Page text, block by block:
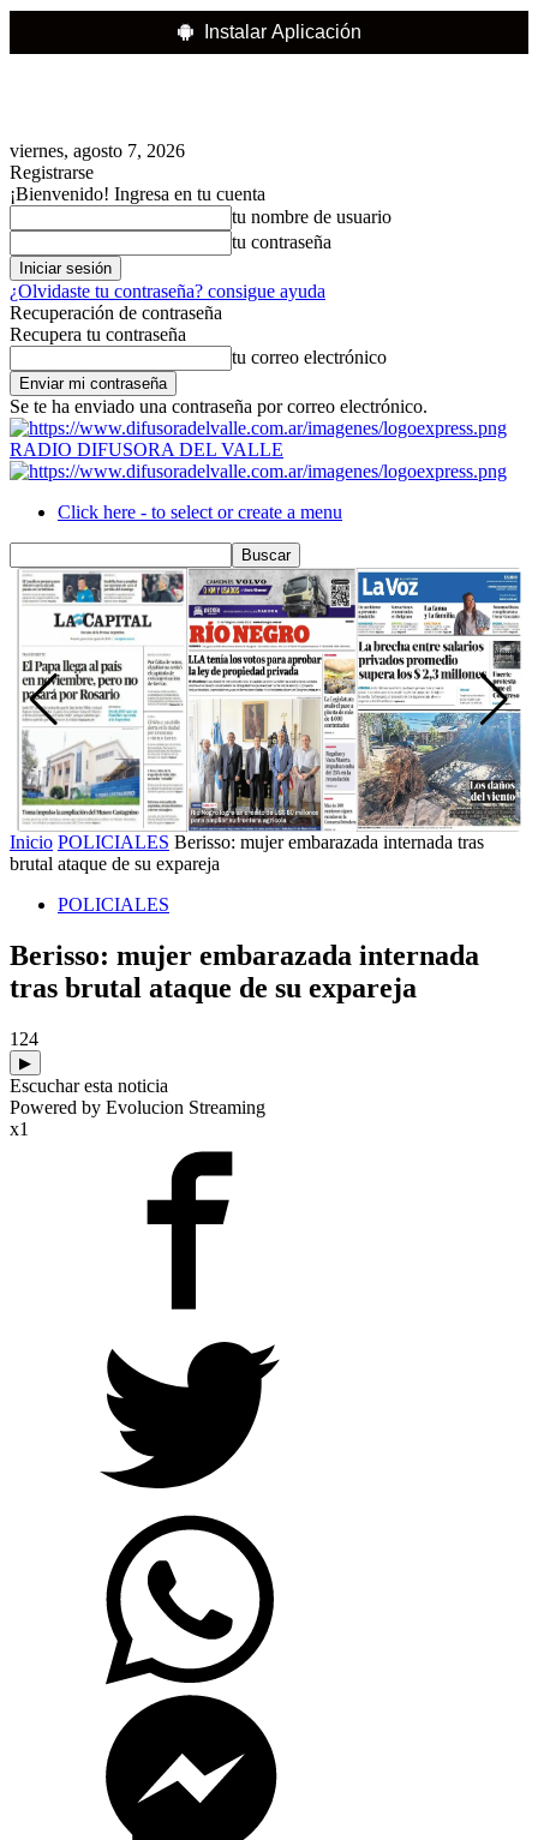
Instalar Aplicación
viernes, agosto 7, 2026
Registrarse
¡Bienvenido! Ingresa en tu cuenta
tu nombre de usuario
tu contraseña
¿Olvidaste tu contraseña? consigue ayuda
Recuperación de contraseña
Recupera tu contraseña
tu correo electrónico
Se te ha enviado una contraseña por correo electrónico.
RADIO DIFUSORA DEL VALLE
Click here - to select or create a menu
Inicio POLICIALES Berisso: mujer embarazada internada tras
brutal ataque de su expareja
POLICIALES
Berisso: mujer embarazada internada
tras brutal ataque de su expareja
124
▶
Escuchar esta noticia
Powered by Evolucion Streaming
x1